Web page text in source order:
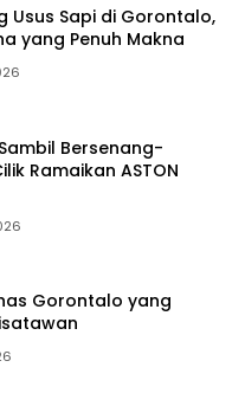
Usus Sapi di Gorontalo,
yang Penuh Makna
Bersenang-
Ramaikan ASTON
Gorontalo yang